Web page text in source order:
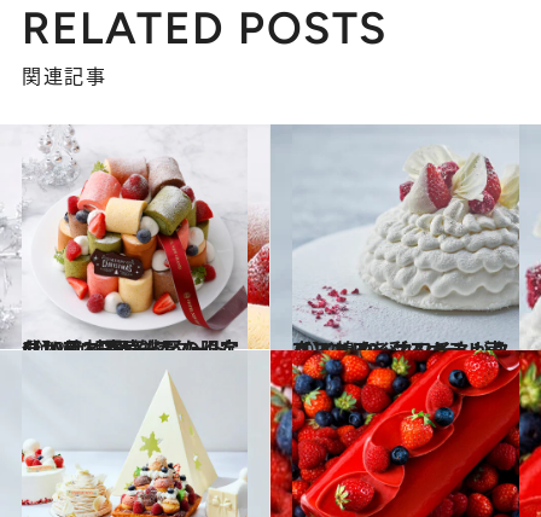
RELATED POSTS
関連記事
2022.10.1
【10月1日予約スタート分】 絶対買い逃したくないから！ 完売必至の限定クリスマスケーキ
グルメ 2022.10.2
【ストリングスホテル東京 インターコンチネンタル】 煌めくホワイトがクリスマスを彩る！
グルメ